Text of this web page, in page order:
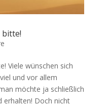
bitte!
Viele wünschen sich
und vor allem
möchte ja schließlich
erhalten! Doch nicht